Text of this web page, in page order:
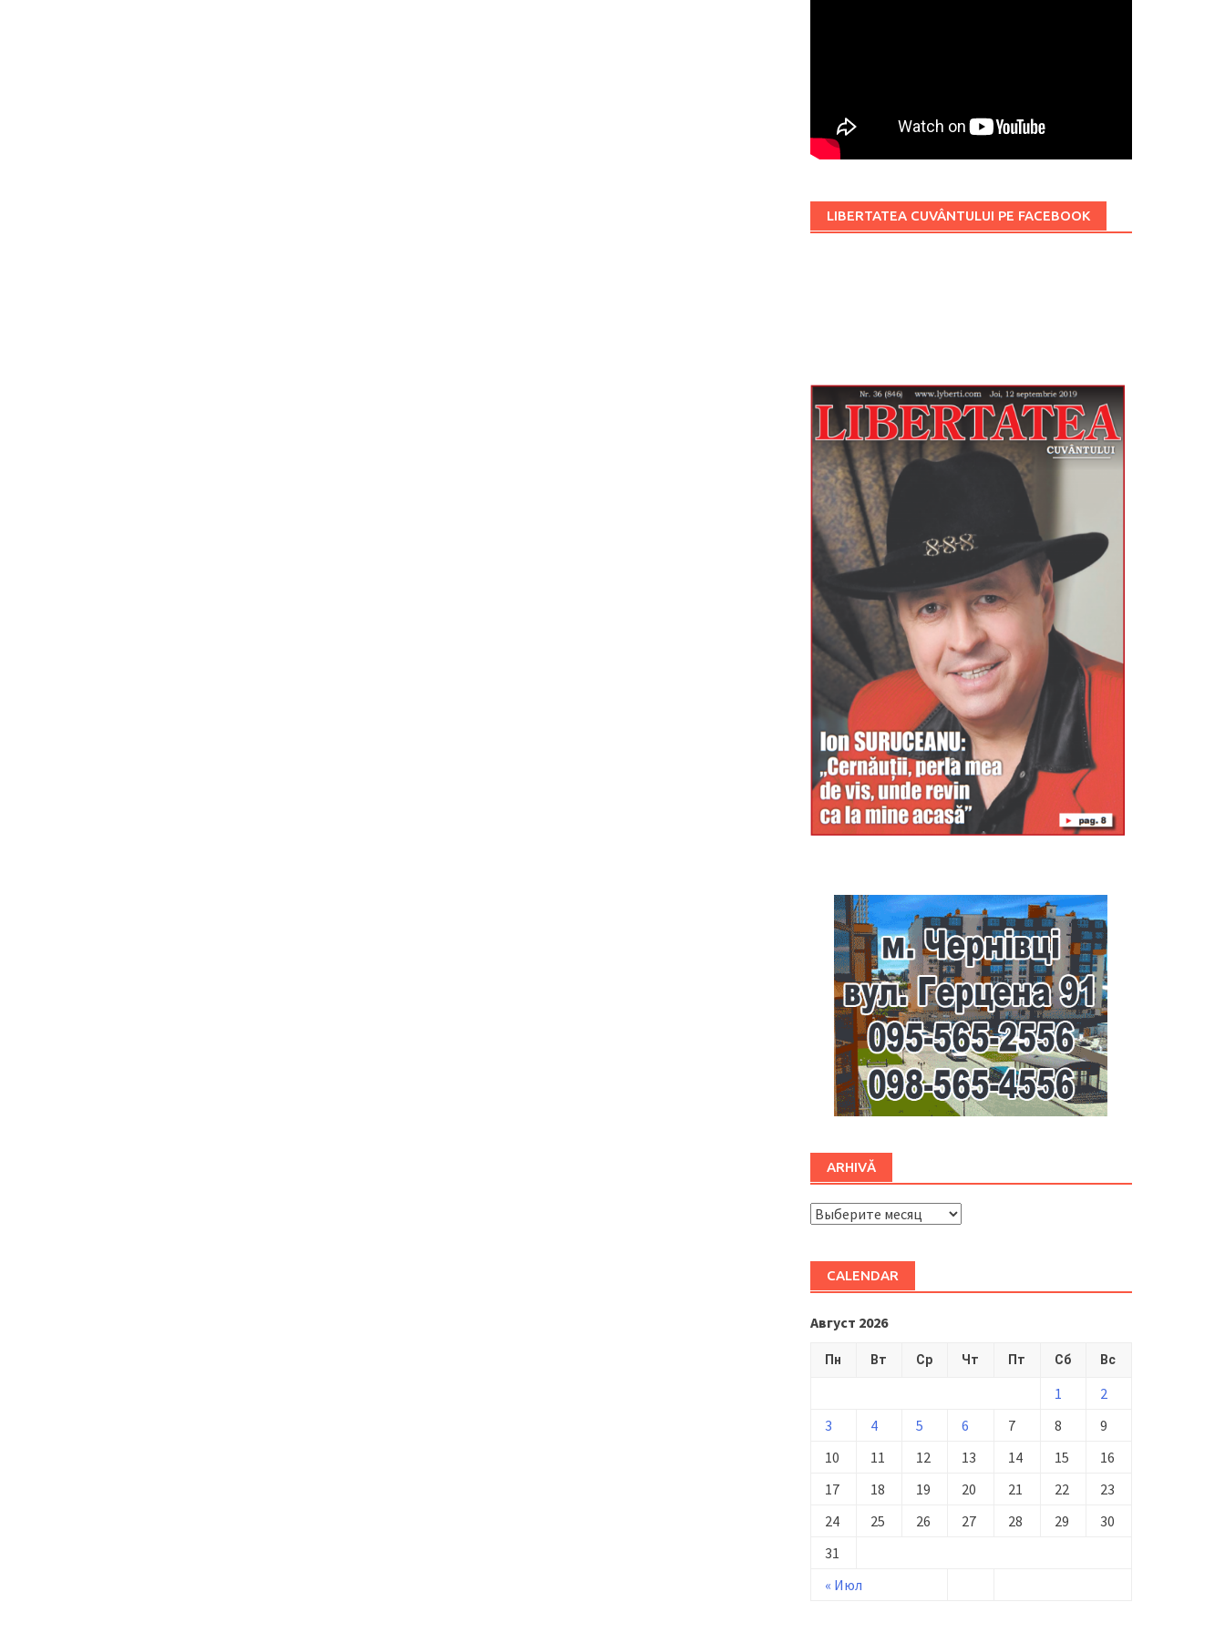
LIBERTATEA CUVÂNTULUI PE FACEBOOK
ARHIVĂ
ARHIVĂ
CALENDAR
Август 2026
Пн Вт Ср Чт Пт Сб Вс
« Июл
1
2
3
4 5 6 7 8
9
10
11 12 13 14 15
16
17
18 19 20 21 22
23
24
25 26 27 28 29
30
31